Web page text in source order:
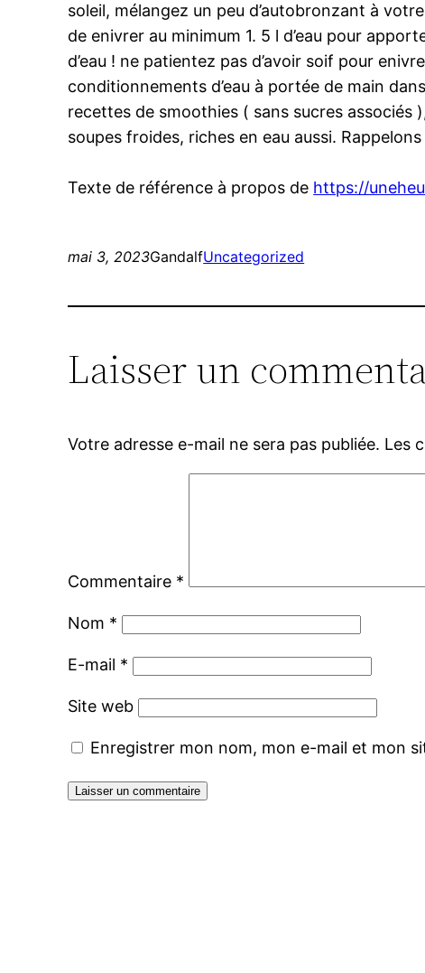
soleil, mélangez un peu d’autobronzant à
de enivrer au minimum 1. 5 l d’eau pour
d’eau ! ne patientez pas d’avoir soif pour
conditionnements d’eau à portée de main
recettes de smoothies ( sans sucres
soupes froides, riches en eau aussi.
Texte de référence à propos de https://
mai 3, 2023GandalfUncategorized
Laisser un
Votre adresse e-mail ne sera pas publiée. Les
Commentaire *
Nom *
E-mail *
Site web
Enregistrer mon nom, mon e-mail et mon